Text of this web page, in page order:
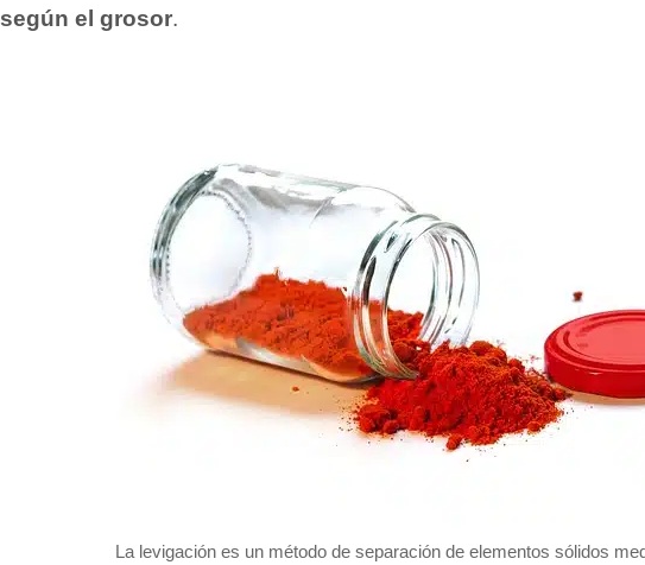
La levigación es un método de separación de elementos sólidos
según el grosor.